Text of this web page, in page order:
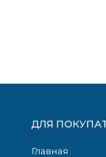
ДЛЯ
Главная